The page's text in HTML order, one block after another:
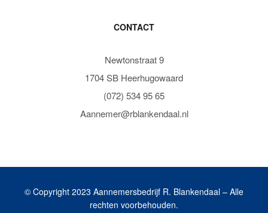
CONTACT
Newtonstraat 9
1704 SB Heerhugowaard
(072) 534 95 65
Aannemer@rblankendaal.nl
© Copyright 2023 Aannemersbedrijf R. Blankendaal – Alle
rechten voorbehouden.